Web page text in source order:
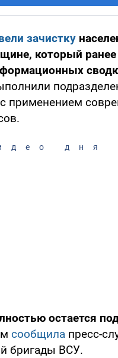
зачистку
который
применением
дня
остается
сообщила пресс-
бригады ВСУ.